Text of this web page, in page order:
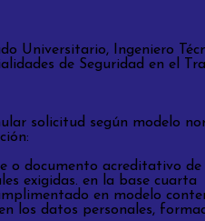
Universitario, Ingeniero
de Seguridad en el
solicitud según modelo
o documento acreditativo de
exigidas. en la base cuarta
en modelo
los datos personales,